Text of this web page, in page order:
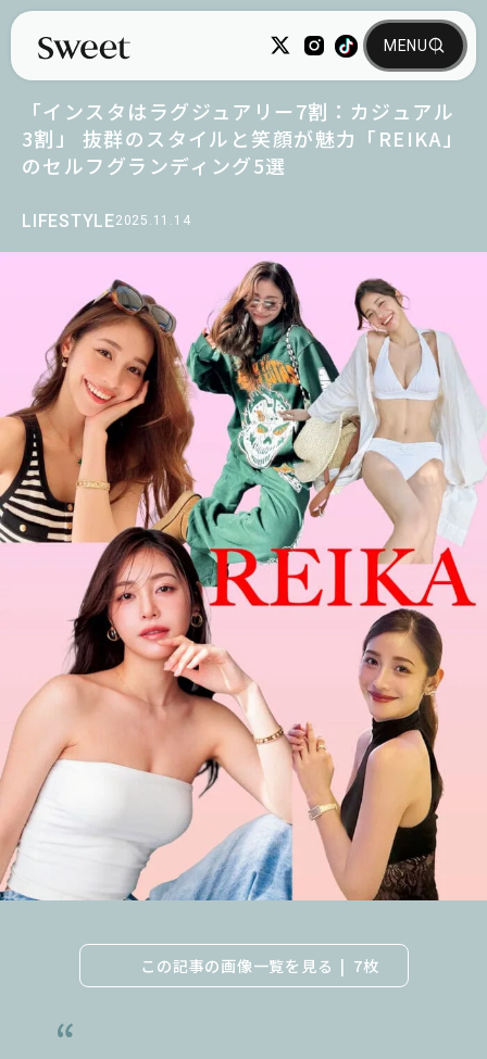
LIFESTYLE2025.11.14
「インスタはラグジュアリー7割：カジュアル
3割」 抜群のスタイルと笑顔が魅力「REIKA」
のセルフグランディング5選
この記事の画像一覧を見る 7枚